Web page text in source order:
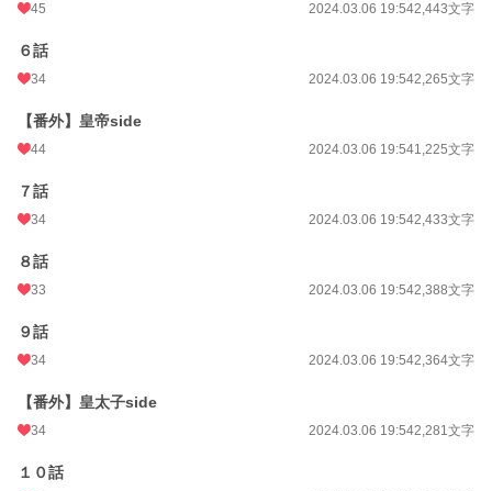
45 2024.03.06 19:542,443文字
６話
34 2024.03.06 19:542,265文字
【番外】皇帝side
44 2024.03.06 19:541,225文字
７話
34 2024.03.06 19:542,433文字
８話
33 2024.03.06 19:542,388文字
９話
34 2024.03.06 19:542,364文字
【番外】皇太子side
34 2024.03.06 19:542,281文字
１０話